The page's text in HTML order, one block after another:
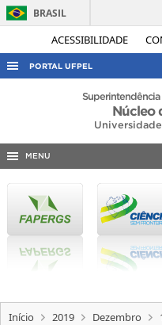
ACESSIBILIDADE
BRASIL
PORTAL UFPEL
ACESSO À INFORMAÇÃO
EDITAIS
OUVIDORIA
Núcleo
MENU
Início 2019 Dezembro